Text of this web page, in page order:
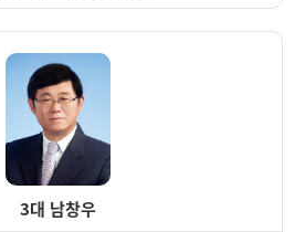
3대 남창우